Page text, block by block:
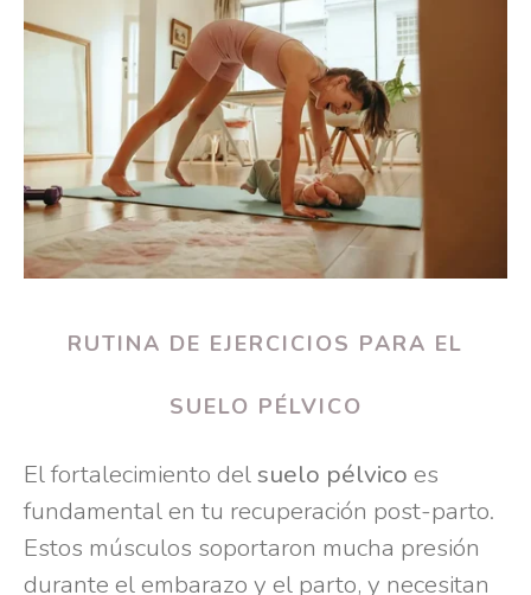
RUTINA DE EJERCICIOS PARA EL
SUELO PÉLVICO
El fortalecimiento delsuelo pélvico es
fundamental en tu recuperación post-parto.
Estos músculos soportaron mucha presión
durante el embarazo y el parto, y necesitan